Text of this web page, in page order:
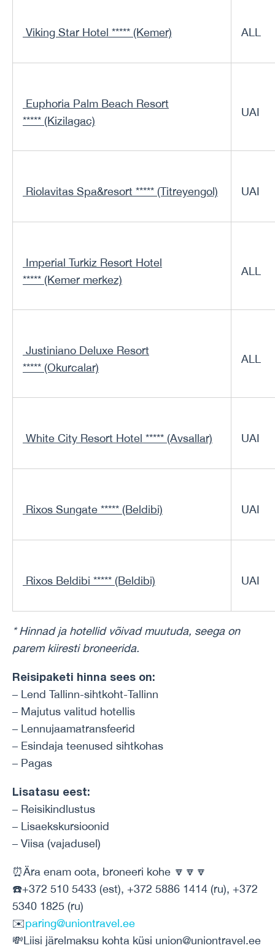
Viking Star Hotel ***** (Kemer) ALL
Euphoria Palm Beach Resort
***** (Kizilagac)
UAI
Riolavitas Spa&resort ***** (Titreyengol) UAI
Imperial Turkiz Resort Hotel
***** (Kemer merkez)
ALL
Justiniano Deluxe Resort
***** (Okurcalar)
ALL
White City Resort Hotel ***** (Avsallar) UAI
Rixos Sungate ***** (Beldibi) UAI
Rixos Beldibi ***** (Beldibi) UAI
* Hinnad ja hotellid võivad muutuda, seega on
parem kiiresti broneerida.
Reisipaketi hinna sees on:
– Lend Tallinn-sihtkoht-Tallinn
– Majutus valitud hotellis
– Lennujaamatransfeerid
– Esindaja teenused sihtkohas
– Pagas
Lisatasu eest:
– Reisikindlustus
– Lisaekskursioonid
– Viisa (vajadusel)
⏰Ära enam oota, broneeri kohe 🔽🔽🔽
☎️+372 510 5433 (est), +372 5886 1414 (ru), +372
5340 1825 (ru)
✉️paring@uniontravel.ee
💸Liisi järelmaksu kohta küsi union@uniontravel.ee